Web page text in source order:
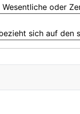
oder
sich auf